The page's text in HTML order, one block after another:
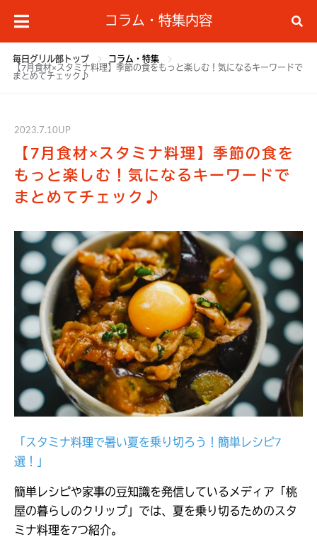
コラム・特集内容
毎日グリル部トップ
コラム・特集
【7月食材×スタミナ料理】季節の食をもっと楽しむ！気になるキーワードで
まとめてチェック♪
2023.7.10UP
【7月食材×スタミナ料理】季節の食を
もっと楽しむ！気になるキーワードで
まとめてチェック♪
「スタミナ料理で暑い夏を乗り切ろう！簡単レシピ7
選！」
簡単レシピや家事の豆知識を発信しているメディア「桃
屋の暮らしのクリップ」では、夏を乗り切るためのスタ
ミナ料理を7つ紹介。